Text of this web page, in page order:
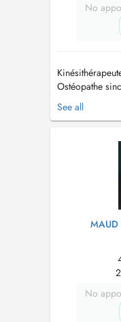
No
Ostéopathe
these Areas: -
Traumatology
- Functional
Therapy -
See all
MAUD
No